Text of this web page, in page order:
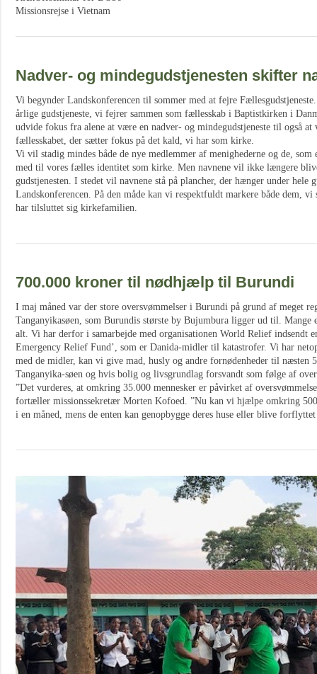
Missionsrejse i Vietnam
Nadver- og mindegudstjenesten skifter
Vi begynder Landskonferencen til sommer med at fejre
årlige gudstjeneste, vi fejrer sammen som fællesskab i Baptistkirken i
udvide fokus fra alene at være en nadver- og mindegudstjeneste til også
fællesskabet, der sætter fokus på det kald, vi har som kirke.
Vi vil stadig mindes både de nye medlemmer af menighederne og de,
med til vores fælles identitet som kirke. Men navnene vil ikke længere
gudstjenesten. I stedet vil navnene stå på plancher, der hænger under hele
Landskonferencen. På den måde kan vi respektfuldt markere både dem,
har tilsluttet sig kirkefamilien.
700.000 kroner til nødhjælp til Burundi
I maj måned var der store oversvømmelser i Burundi på grund af meget
Tanganyikasøen, som Burundis største by Bujumbura ligger ud til. Mange
alt. Vi har derfor i samarbejde med organisationen World Relief indsendt
Emergency Relief Fund’, som er Danida-midler til katastrofer. Vi har
med de midler, kan vi give mad, husly og andre fornødenheder til næsten
Tanganyika-søen og hvis bolig og livsgrundlag forsvandt som følge af
”Det vurderes, at omkring 35.000 mennesker er påvirket af
fortæller missionssekretær Morten Kofoed. ”Nu kan vi hjælpe omkring
i en måned, mens de enten kan genopbygge deres huse eller blive